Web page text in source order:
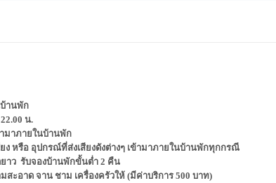
านพัก
น.
มาภายในบ้านพัก
ง หรือ อุปกรณ์ที่ส่งเสียงดังต่างๆ เข้ามาภายในบ้านพักทุกกรณี
าว รับจองบ้านพักขั้นต่ำ 2 คืน
ะอาด จาน ชาม เครื่องครัวให้ (มีค่าบริการ 500 บาท)